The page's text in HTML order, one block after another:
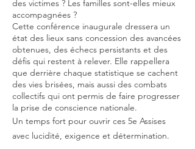
des victimes ? Les familles sont-elles mieux
accompagnées ?
Cette conférence inaugurale dressera un
état des lieux sans concession des avancées
obtenues, des échecs persistants et des
défis qui restent à relever. Elle rappellera
que derrière chaque statistique se cachent
des vies brisées, mais aussi des combats
collectifs qui ont permis de faire progresser
la prise de conscience nationale.
Un temps fort pour ouvrir ces 5e Assises
avec lucidité, exigence et détermination.